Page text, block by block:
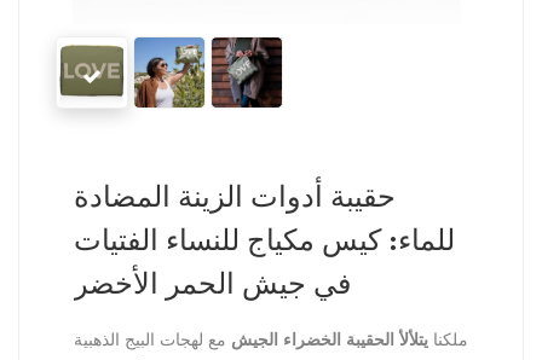
حقيبة أدوات الزينة المضادة
للماء: كيس مكياج للنساء الفتيات
في جيش الحمر الأخضر
ملكنا يتلألأ الحقيبة الخضراء الجيش مع لهجات البيج الذهبية